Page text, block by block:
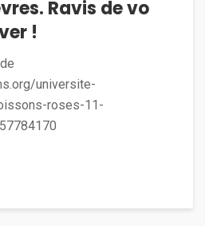
Ravis de vo
!
universite-
roses-11-